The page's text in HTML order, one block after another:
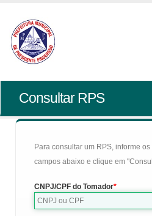
Consultar RPS
Para consultar um RPS, informe
campos abaixo e clique em
CNPJ/CPF do Tomador